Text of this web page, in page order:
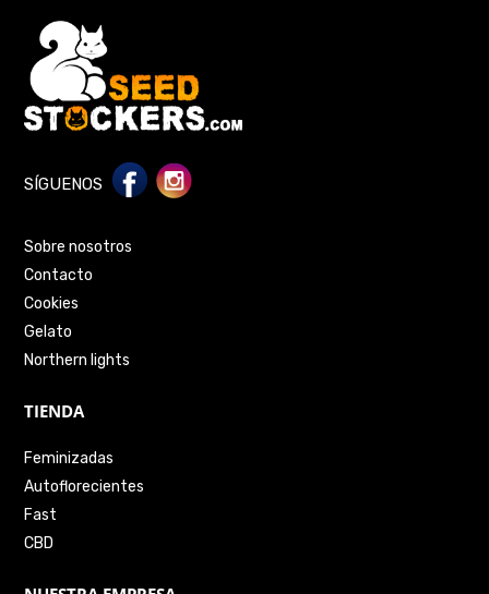
SÍGUENOS
Sobre nosotros
Contacto
Cookies
Gelato
Northern lights
TIENDA
Feminizadas
Autoflorecientes
Fast
CBD